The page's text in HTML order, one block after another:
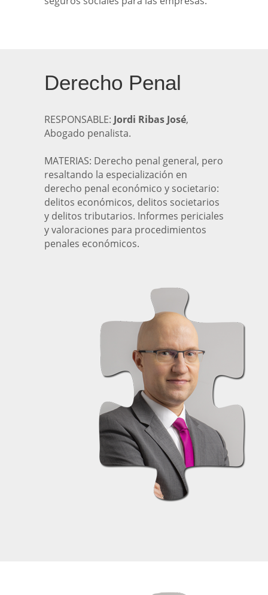
Derecho Penal
RESPONSABLE: Jordi Ribas José,
Abogado penalista.
MATERIAS: Derecho penal general, pero
resaltando la especialización en
derecho penal económico y societario:
delitos económicos, delitos societarios
y delitos tributarios. Informes periciales
y valoraciones para procedimientos
penales económicos.